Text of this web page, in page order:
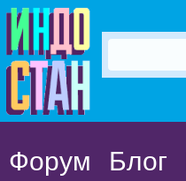
Форум Блог